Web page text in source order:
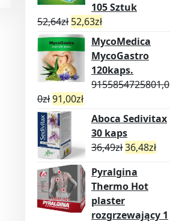
105 Sztuk
52,64zł 52,63zł
MycoMedica
MycoGastro
120kaps.
9155854725801,0
0zł91,00zł
Aboca Sedivitax
30 kaps
36,49zł36,48zł
Pyralgina
Thermo Hot
plaster
rozgrzewający 1